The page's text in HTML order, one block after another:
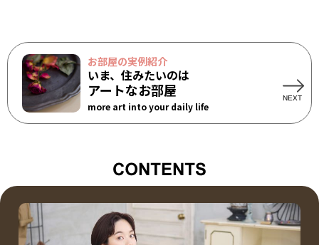
お部屋の実例紹介
いま、住みたいのは
アートなお部屋
more art into your daily life